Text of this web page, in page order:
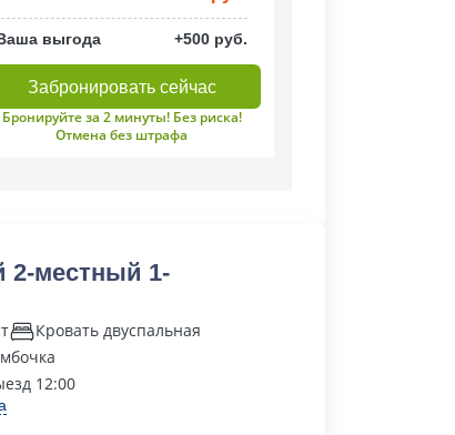
выгода +500 руб.
Забронировать сейчас
Бронируйте за 2 минуты! Без риска!
Отмена без штрафа
2-местный 1-
Кровать двуспальная
12:00